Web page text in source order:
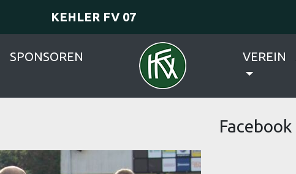
KEHLER FV 07
SPONSOREN VEREIN
Facebook